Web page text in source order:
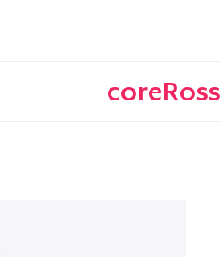
coreRoss